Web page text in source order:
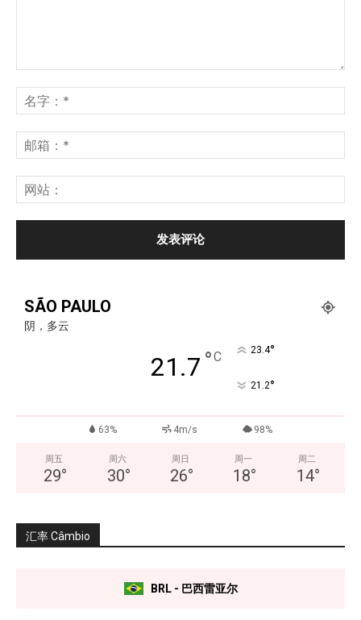
SÃO PAULO
阴，多云
21.7 °C 23.4°
21.2°
63% 4m/s 98%
周五
29°
周六
30°
周日
26°
周一
18°
周二
14°
汇率 Câmbio
BRL - 巴西雷亚尔